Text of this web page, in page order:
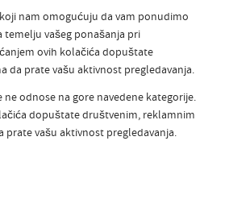
nam omogućuju da vam ponudimo
temelju vašeg ponašanja pri
ovih kolačića dopuštate
da prate vašu aktivnost pregledavanja.
ne odnose na gore navedene kategorije.
dopuštate društvenim, reklamnim
prate vašu aktivnost pregledavanja.